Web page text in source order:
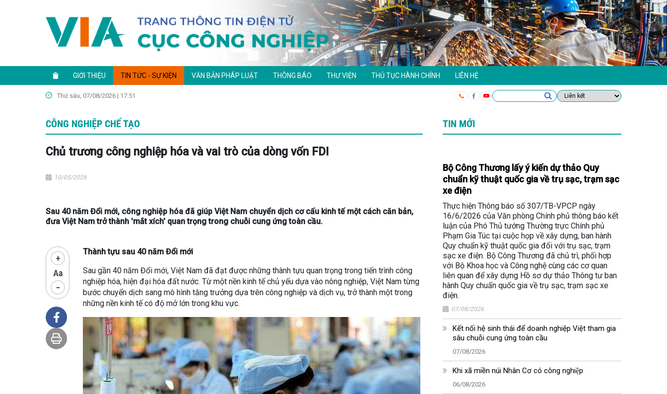
GIỚI THIỆU TIN TỨC - SỰ KIỆN VĂN BẢN PHÁP LUẬT THÔNG BÁO THƯ VIỆN THỦ TỤC HÀNH CHÍNH LIÊN HỆ
Thứ sáu, 07/08/2026 | 17:51
CÔNG NGHIỆP CHẾ TẠO
Chủ trương công nghiệp hóa và vai trò của dòng vốn FDI
10/05/2026
Sau 40 năm Đổi mới, công nghiệp hóa đã giúp Việt Nam chuyển dịch cơ cấu kinh tế một cách căn bản,
đưa Việt Nam trở thành 'mắt xích' quan trọng trong chuỗi cung ứng toàn cầu.
Thành tựu sau 40 năm Đổi mới
Sau gần 40 năm Đổi mới, Việt Nam đã đạt được những thành tựu quan trọng trong tiến trình công
nghiệp hóa, hiện đại hóa đất nước. Từ một nền kinh tế chủ yếu dựa vào nông nghiệp, Việt Nam từng
bước chuyển dịch sang mô hình tăng trưởng dựa trên công nghiệp và dịch vụ, trở thành một trong
những nền kinh tế có độ mở lớn trong khu vực.
TIN MỚI
Bộ Công Thương lấy ý kiến dự thảo Quy
chuẩn kỹ thuật quốc gia về trụ sạc, trạm sạc
xe điện
Thực hiện Thông báo số 307/TB-VPCP ngày
16/6/2026 của Văn phòng Chính phủ thông báo kết
luận của Phó Thủ tướng Thường trực Chính phủ
Phạm Gia Túc tại cuộc họp về xây dựng, ban hành
Quy chuẩn kỹ thuật quốc gia đối với trụ sạc, trạm
sạc xe điện. Bộ Công Thương đã chủ trì, phối hợp
với Bộ Khoa học và Công nghệ cùng các cơ quan
liên quan để xây dựng Hồ sơ dự thảo Thông tư ban
hành Quy chuẩn quốc gia về trụ sạc, trạm sạc xe
điện.
07/08/2026
Kết nối hệ sinh thái để doanh nghiệp Việt tham gia
sâu chuỗi cung ứng toàn cầu
07/08/2026
Khi xã miền núi Nhân Cơ có công nghiệp
06/08/2026